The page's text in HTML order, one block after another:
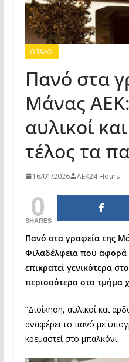
ΟΠΑΔΟΙ
Πανό στα
Μάνας
αυλικοί
τέλος τα
16/01/2026 AEK24 Hours
0
SHARES
Πανό στα γραφεία της
Φιλαδέλφεια που
επικρατεί γενικότερα
περισσότερο στο τμήμα
“Διοίκηση, αυλικοί και
αναφέρει το πανό με
κρεμαστεί στο μπαλκόνι.